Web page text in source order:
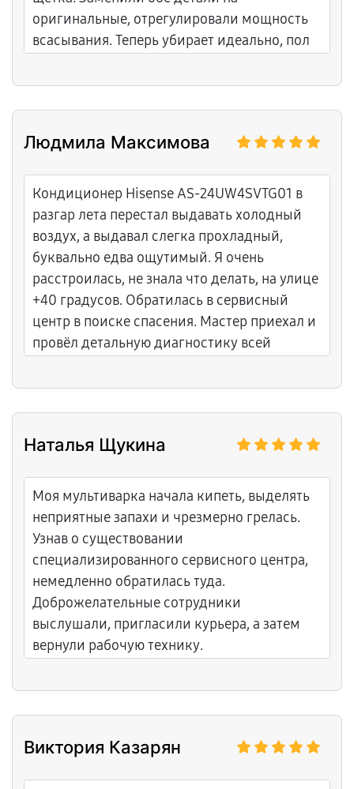
оригинальные, отрегулировали мощность
всасывания. Теперь убирает идеально, пол
высокий, видно что профессионалы! Буду
Людмила Максимова
Кондиционер Hisense AS-24UW4SVTG01 в
разгар лета перестал выдавать холодный
воздух, а выдавал слегка прохладный,
буквально едва ощутимый. Я очень
расстроилась, не знала что делать, на улице
+40 градусов. Обратилась в сервисный
центр в поиске спасения. Мастер приехал и
провёл детальную диагностику всей
произошла утечка фреона из внешнего
полностью опустошил систему от остатков
фрагмент трубки на новый медный,
пропаял все соединения профессионально,
произвёл полную дозаправку фреоном.
Диагностика была бесплатной, мастер
подробно объяснил что и почему
сломалось. Дали гарантию на всё
проделанное. Теперь холодит мощно, как
когда был новый. Спасибо за качественный
ремонт!
Наталья Щукина
Моя мультиварка начала кипеть, выделять
неприятные запахи и чрезмерно грелась.
Узнав о существовании
специализированного сервисного центра,
немедленно обратилась туда.
Доброжелательные сотрудники
выслушали, пригласили курьера, а затем
вернули рабочую технику.
Виктория Казарян